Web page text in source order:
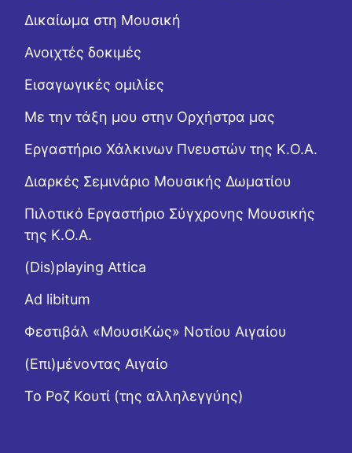
Δικαίωμα στη Μουσική
Ανοιχτές δοκιμές
Εισαγωγικές ομιλίες
Με την τάξη μου στην Ορχήστρα μας
Εργαστήριo Χάλκινων Πνευστών της Κ.Ο.Α.
Διαρκές Σεμινάριο Μουσικής Δωματίου
Πιλοτικό Εργαστήριο Σύγχρονης Μουσικής
της Κ.Ο.Α.
(Dis)playing Attica
Ad libitum
Φεστιβάλ «ΜουσιΚώς» Νοτίου Αιγαίου
(Επι)μένοντας Αιγαίο
Το Ροζ Κουτί (της αλληλεγγύης)